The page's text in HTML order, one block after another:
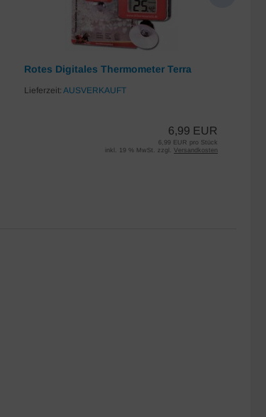
Rotes Digitales Thermometer Terra
Lieferzeit: AUSVERKAUFT
6,99 EUR
6,99 EUR pro Stück
inkl. 19 % MwSt. zzgl. Versandkosten